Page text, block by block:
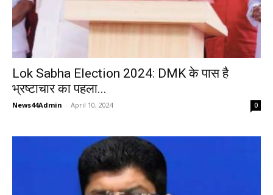
Lok Sabha Election 2024: DMK के पास है
भ्रष्टाचार का पहला...
News44Admin - April 10, 2024 0